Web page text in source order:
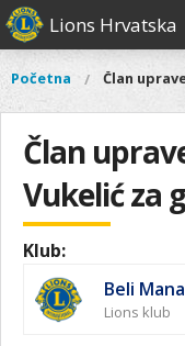
Skoči
na
sadržaj
Lions Hrvatska
O nama
Naši projekti
Aktivnosti
Glavni
O
nama
Distrikt
126
Naši
Aktivnosti
Vi
ste
ovdje
Početna Član
Član
Vukelić za
Klub:
Beli
Lions klub